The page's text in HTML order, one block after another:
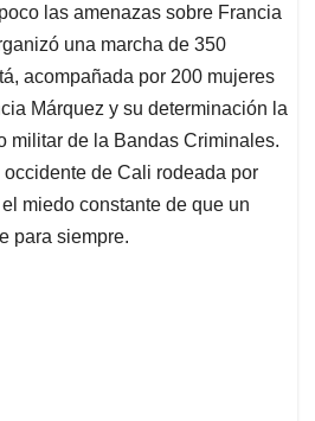
las amenazas sobre Francia
una marcha de 350
acompañada por 200 mujeres
Márquez y su determinación la
militar de la Bandas Criminales.
de Cali rodeada por
miedo constante de que un
para siempre.